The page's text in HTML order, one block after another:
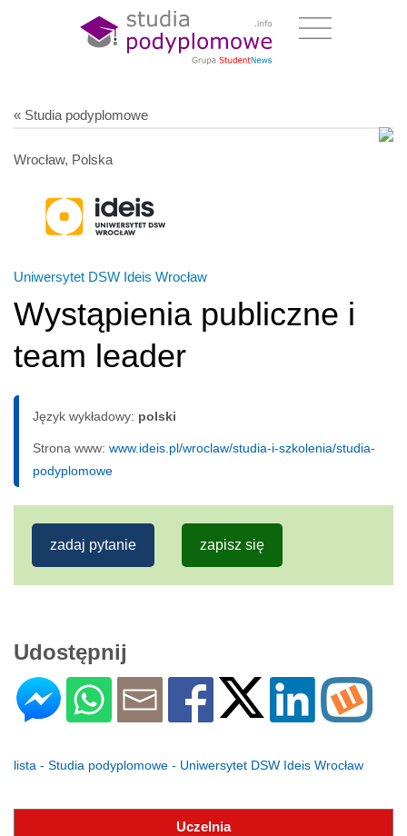
« Studia podyplomowe
Wrocław, Polska
Uniwersytet DSW Ideis Wrocław
Wystąpienia publiczne i
team leader
Język wykładowy: polski
Strona www: www.ideis.pl/wroclaw/studia-i-szkolenia/studia-
podyplomowe
zadaj pytanie zapisz się
Udostępnij
lista - Studia podyplomowe - Uniwersytet DSW Ideis Wrocław
Uczelnia